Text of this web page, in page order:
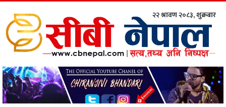
टिम:
२२ श्रावण २०८३, शुक्रबार